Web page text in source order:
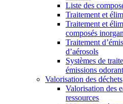
Liste des
Traitement et
Traitement et
composés
Traitement
d’aérosols
Systèmes de
émissions
Valorisation des déchets
Valorisation des
ressources